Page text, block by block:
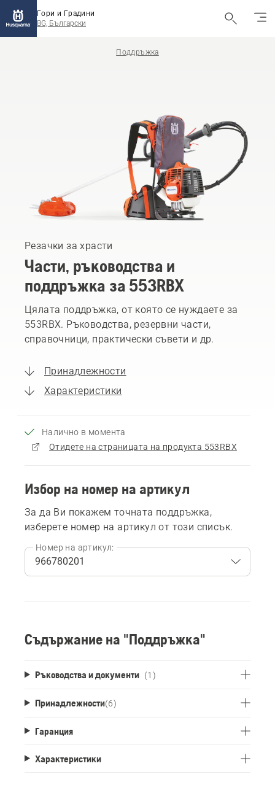
Гори и Градини
BG, Български
Поддръжка
Резачки за храсти
Части, ръководства и
поддръжка за 553RBX
Цялата поддръжка, от която се нуждаете за
553RBX. Ръководства, резервни части,
справочници, практически съвети и др.
Принадлежности
Характеристики
Налично в момента
Отидете на страницата на продукта 553RBX
Избор на номер на артикул
За да Ви покажем точната поддръжка,
изберете номер на артикул от този списък.
Номер на артикул:
Съдържание на "Поддръжка"
Ръководства и документи (1)
Принадлежности(6)
Гаранция
Характеристики